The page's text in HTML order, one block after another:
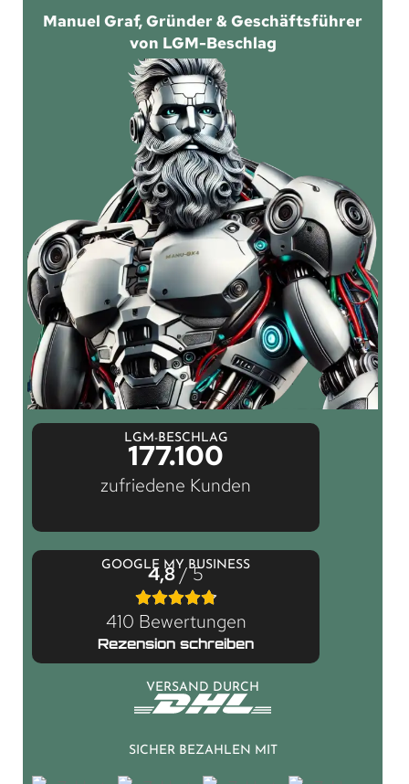
Manuel Graf, Gründer & Geschäftsführer
von LGM-Beschlag
LGM-BESCHLAG
177.100
zufriedene Kunden
GOOGLE MY BUSINESS
4,8/ 5
410 Bewertungen
Rezension schreiben
VERSAND DURCH
SICHER BEZAHLEN MIT